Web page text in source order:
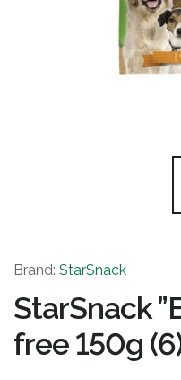
Brand: StarSnack
StarSnack
free 150g